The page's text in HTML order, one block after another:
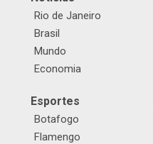
Rio de Janeiro
Brasil
Mundo
Economia
Esportes
Botafogo
Flamengo